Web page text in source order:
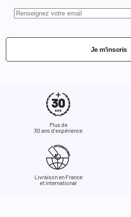
Je m'inscris
Plus de
30 ans d'expérience
Livraison en France
et international